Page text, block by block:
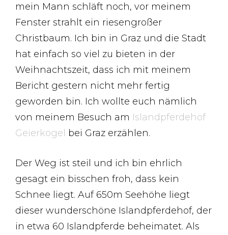
mein Mann schläft noch, vor meinem
Fenster strahlt ein riesengroßer
Christbaum. Ich bin in Graz und die Stadt
hat einfach so viel zu bieten in der
Weihnachtszeit, dass ich mit meinem
Bericht gestern nicht mehr fertig
geworden bin. Ich wollte euch nämlich
von meinem Besuch am Islandpferdehof
Geierkogel
bei Graz erzählen.
Der Weg ist steil und ich bin ehrlich
gesagt ein bisschen froh, dass kein
Schnee liegt. Auf 650m Seehöhe liegt
dieser wunderschöne Islandpferdehof, der
in etwa 60 Islandpferde beheimatet. Als